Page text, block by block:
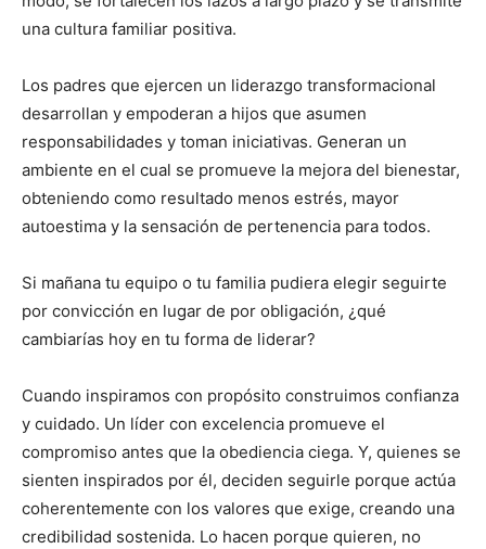
una cultura familiar positiva.
Los padres que ejercen un liderazgo transformacional
desarrollan y empoderan a hijos que asumen
responsabilidades y toman iniciativas. Generan un
ambiente en el cual se promueve la mejora del bienestar,
obteniendo como resultado menos estrés, mayor
autoestima y la sensación de pertenencia para todos.
Si mañana tu equipo o tu familia pudiera elegir seguirte
por convicción en lugar de por obligación, ¿qué
cambiarías hoy en tu forma de liderar?
Cuando inspiramos con propósito construimos confianza
y cuidado. Un líder con excelencia promueve el
compromiso antes que la obediencia ciega. Y, quienes se
sienten inspirados por él, deciden seguirle porque actúa
coherentemente con los valores que exige, creando una
credibilidad sostenida. Lo hacen porque quieren, no